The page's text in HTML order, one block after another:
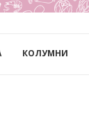
КОЛУМНИ